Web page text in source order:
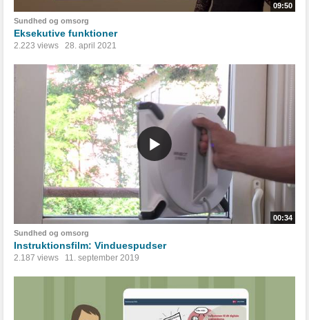
09:50
Sundhed og omsorg
Eksekutive funktioner
2.223 views 28. april 2021
00:34
Sundhed og omsorg
Instruktionsfilm: Vinduespudser
2.187 views 11. september 2019